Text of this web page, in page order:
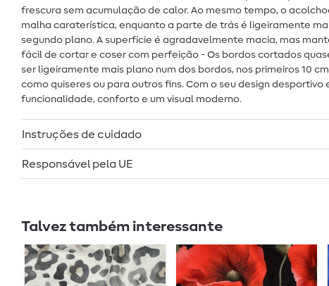
frescura sem acumulação de calor. Ao mesmo tempo, o
malha caraterística, enquanto a parte de trás é ligeiramente
segundo plano. A superfície é agradavelmente macia, mas
fácil de cortar e coser com perfeição - Os bordos cortados
ser ligeiramente mais plano num dos bordos, nos primeiros 10
como quiseres ou para outros fins. Com o seu design
funcionalidade, conforto e um visual moderno.
Instruções de cuidado
Responsável pela UE
Talvez também interessante